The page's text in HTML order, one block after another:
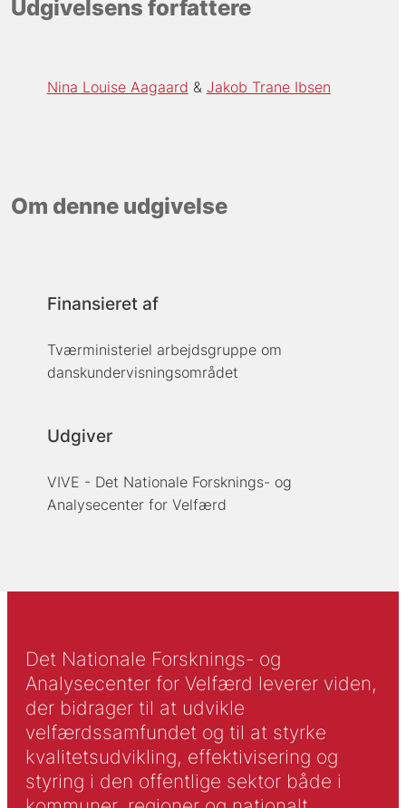
Udgivelsens forfattere
Nina Louise Aagaard Jakob Trane Ibsen
Om denne udgivelse
Finansieret af
Tværministeriel arbejdsgruppe om
danskundervisningsområdet
Udgiver
VIVE - Det Nationale Forsknings- og
Analysecenter for Velfærd
Det Nationale Forsknings- og
Analysecenter for Velfærd leverer viden,
der bidrager til at udvikle
velfærdssamfundet og til at styrke
kvalitetsudvikling, effektivisering og
styring i den offentlige sektor både i